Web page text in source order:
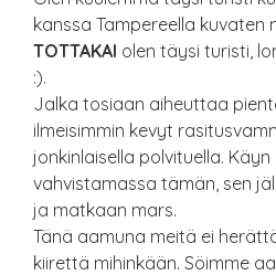
kanssa Tampereella kuvaten
TOTTAKAI olen täysi turisti,
:).
Jalka tosiaan aiheuttaa
ilmeisimmin kevyt
jonkinlaisella polvituella. Käyn
vahvistamassa tämän, sen
ja matkaan mars.
Tänä aamuna meitä ei
kiirettä mihinkään. Söimme